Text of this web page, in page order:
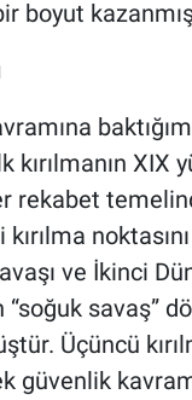
boyut
kırılmanın
rekabet
ve İkinci
“soğuk savaş”
Üçüncü
güvenlik